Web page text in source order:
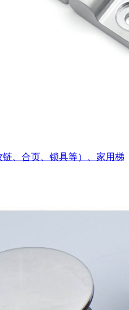
、合页、锁具等）、家用梯